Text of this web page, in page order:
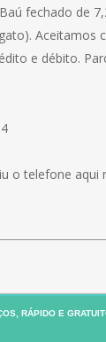
fechado de
Aceitamos
e débito.
o telefone aqui
RÁPIDO E